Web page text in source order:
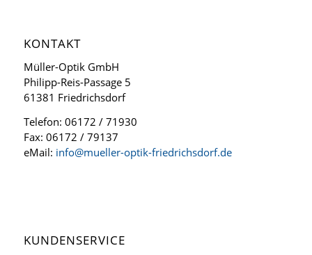
KONTAKT
Müller-Optik GmbH
Philipp-Reis-Passage 5
61381 Friedrichsdorf
Telefon: 06172 / 71930
Fax: 06172 / 79137
eMail: info@mueller-optik-friedrichsdorf.de
KUNDENSERVICE